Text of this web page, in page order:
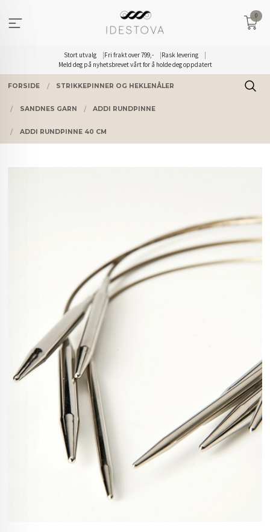
innholdet
Stort utvalg Fri frakt over 799,-
Rask levering
Meld deg på nyhetsbrevet vårt for å holde deg oppdatert
0
FORSIDE STRIKKEPINNER OG HEKLENÅLER
SANDNES GARN ADDI RUNDPINNE
ADDI RUNDPINNE 40 CM